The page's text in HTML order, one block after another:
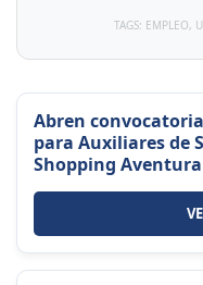
TAGS: EMPLEO,
Abren
para Auxiliares de
Shopping